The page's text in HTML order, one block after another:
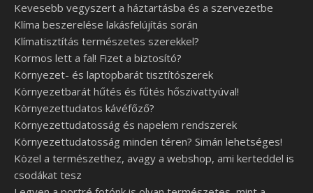
Kevesebb vegyszert a háztartásba és a szervezetbe
Klíma beszerelése lakásfelújítás során
Klímatisztítás természetes szerekkel?
Kormos lett a fal! Fizet a biztosító?
Környezet- és laptopbarát tisztítószerek
Környezetbarát hűtés és fűtés hőszivattyúval!
Környezettudatos kávéfőző?
Környezettudatosság és napelem rendszerek
Környezettudatosság minden téren? Simán lehetséges!
Közel a természethez, avagy a webshop, ami kerteddel is
csodákat tesz